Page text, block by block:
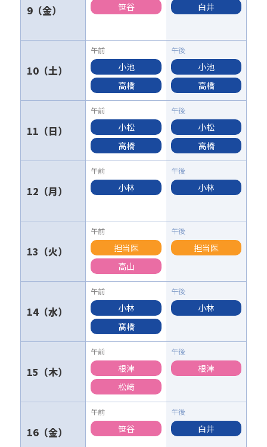
9 笹谷 白井
10
小池
高橋
小池
高橋
11
小松
高橋
小松
高橋
12 小林 小林
13
担当医
高山
担当医
14
小林
髙橋
小林
15
根津
松﨑
根津
16 笹谷 白井